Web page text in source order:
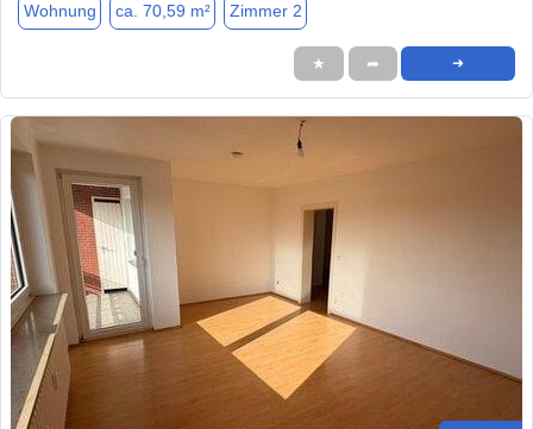
Wohnung ca. 70,59 m² Zimmer 2
★ ➦ ➜